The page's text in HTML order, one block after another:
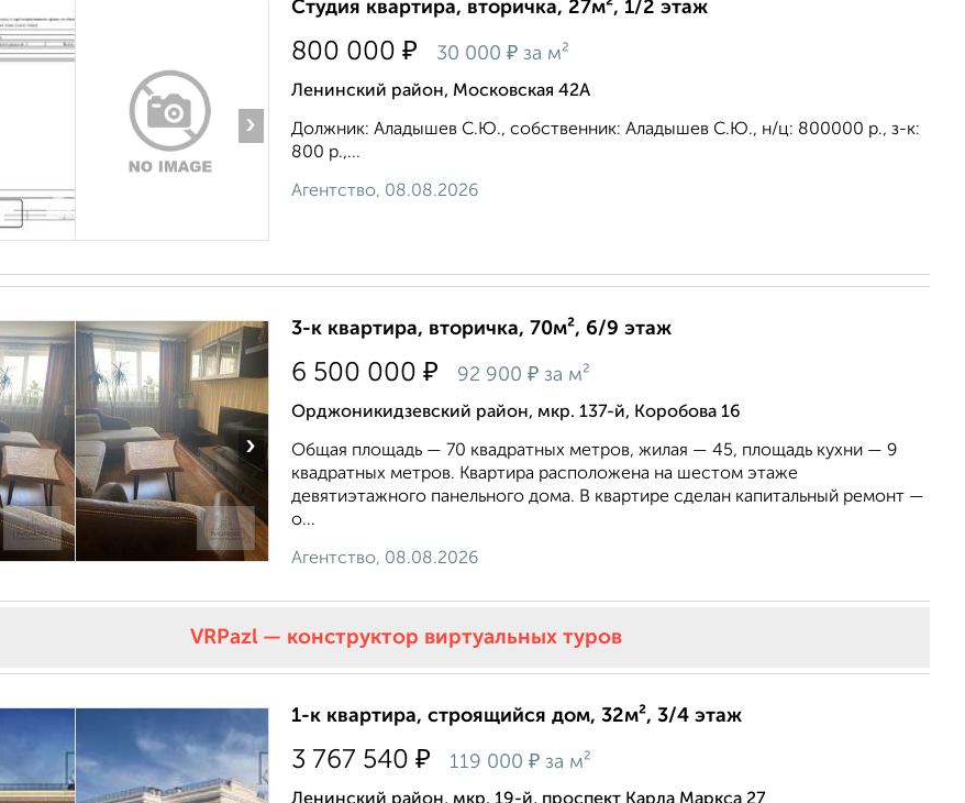
›
Студия квартира, вторичка, 27м², 1/2 этаж
800 000 ₽ 30 000 ₽ за м²
Ленинский район, Московская 42А
Должник: Аладышев С.Ю., собственник: Аладышев С.Ю., н/ц: 800000 р., з-к:
800 р.,...
Агентство, 08.08.2026
›
3-к квартира, вторичка, 70м², 6/9 этаж
6 500 000 ₽ 92 900 ₽ за м²
Орджоникидзевский район, мкр. 137-й, Коробова 16
Общая площадь — 70 квадратных метров, жилая — 45, площадь кухни — 9
квадратных метров. Квартира расположена на шестом этаже
девятиэтажного панельного дома. В квартире сделан капитальный ремонт —
о...
Агентство, 08.08.2026
VRPazl — конструктор виртуальных туров
1-к квартира, строящийся дом, 32м², 3/4 этаж
3 767 540 ₽ 119 000 ₽ за м²